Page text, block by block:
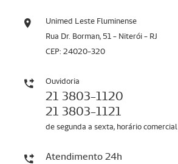
Unimed Leste Fluminense
Rua Dr. Borman, 51 - Niterói - RJ
CEP: 24020-320
Ouvidoria
21 3803-1120
21 3803-1121
de segunda a sexta, horário comercial
Atendimento 24h